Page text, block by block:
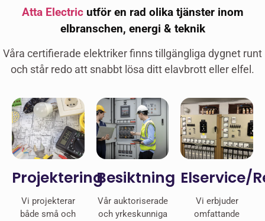
Atta Electric utför en rad olika tjänster inom
elbranschen, energi & teknik
Våra certifierade elektriker finns tillgängliga dygnet runt
och står redo att snabbt lösa ditt elavbrott eller elfel.
Projektering
Vi projekterar
både små och
Besiktning
Vår auktoriserade
och yrkeskunniga
Elservice/
Vi erbjuder
omfattande